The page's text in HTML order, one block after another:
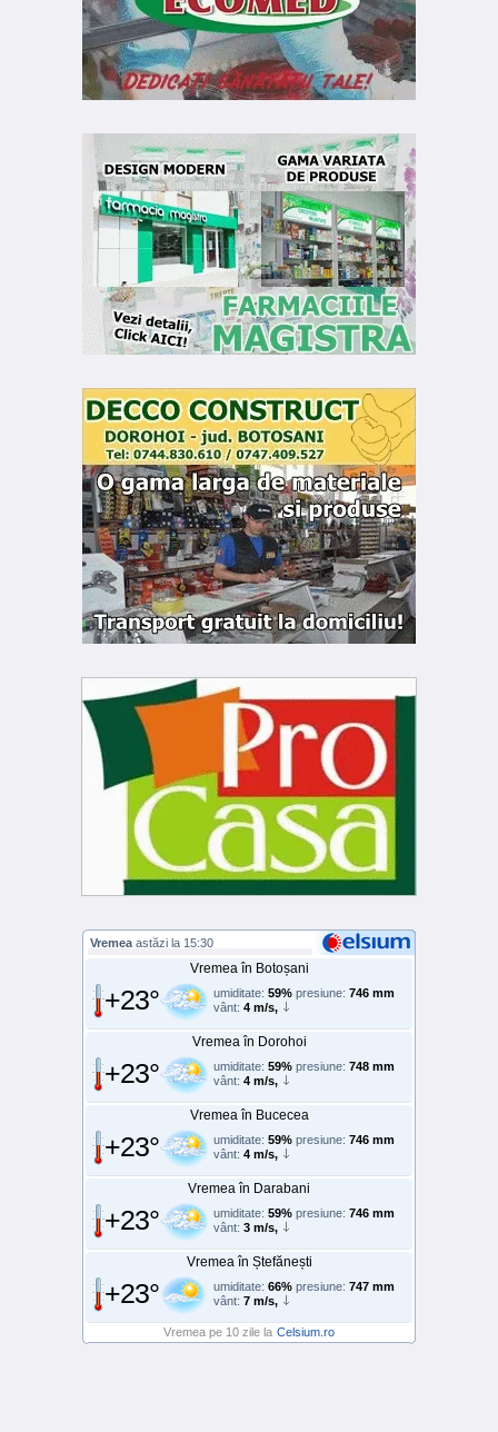
Vremea astăzi la 15:30
Vremea în Botoșani
+23° umiditate: 59% presiune: 746 mm
vânt: 4 m/s,
Vremea în Dorohoi
+23° umiditate: 59% presiune: 748 mm
vânt: 4 m/s,
Vremea în Bucecea
+23° umiditate: 59% presiune: 746 mm
vânt: 4 m/s,
Vremea în Darabani
+23° umiditate: 59% presiune: 746 mm
vânt: 3 m/s,
Vremea în Ștefănești
+23° umiditate: 66% presiune: 747 mm
vânt: 7 m/s,
Vremea pe 10 zile la Celsium.ro